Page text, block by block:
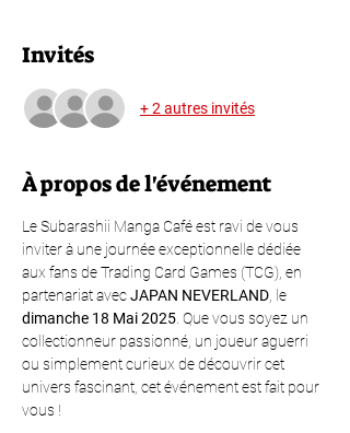
Invités
+ 2 autres invités
À propos de l'événement
Le Subarashii Manga Café est ravi de vous
inviter à une journée exceptionnelle dédiée
aux fans de Trading Card Games (TCG), en
partenariat avec JAPAN NEVERLAND , le
dimanche 18 Mai 2025 . Que vous soyez un
collectionneur passionné, un joueur aguerri
ou simplement curieux de découvrir cet
univers fascinant, cet événement est fait pour
vous !